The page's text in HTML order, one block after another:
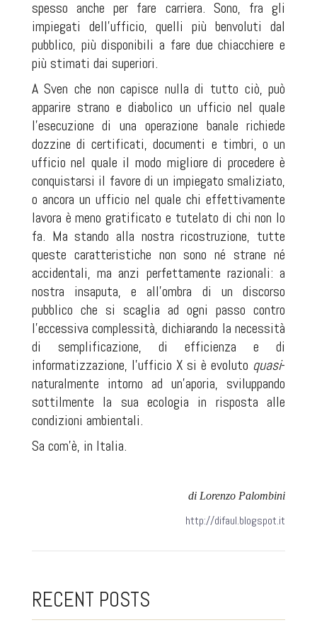
spesso anche per fare carriera. Sono, fra gli
impiegati dell'ufficio, quelli più benvoluti dal
pubblico, più disponibili a fare due chiacchiere e
più stimati dai superiori.
A Sven che non capisce nulla di tutto ciò, può
apparire strano e diabolico un ufficio nel quale
l'esecuzione di una operazione banale richiede
dozzine di certificati, documenti e timbri, o un
ufficio nel quale il modo migliore di procedere è
conquistarsi il favore di un impiegato smaliziato,
o ancora un ufficio nel quale chi effettivamente
lavora è meno gratificato e tutelato di chi non lo
fa. Ma stando alla nostra ricostruzione, tutte
queste caratteristiche non sono né strane né
accidentali, ma anzi perfettamente razionali: a
nostra insaputa, e all'ombra di un discorso
pubblico che si scaglia ad ogni passo contro
l'eccessiva complessità, dichiarando la necessità
di semplificazione, di efficienza e di
informatizzazione, l'ufficio X si è evoluto quasi-
naturalmente intorno ad un’aporia, sviluppando
sottilmente la sua ecologia in risposta alle
condizioni ambientali.
Sa com'è, in Italia.
di Lorenzo Palombini
http://difaul.blogspot.it
RECENT POSTS